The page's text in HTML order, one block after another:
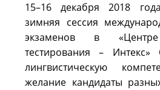
15–16 декабря 2018
зимняя сессия
экзаменов в «Центре
тестирования – Интекс»
лингвистическую
желание кандидаты